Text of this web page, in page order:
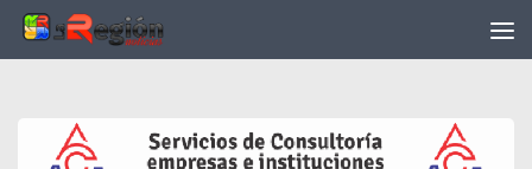
Saltar al contenido